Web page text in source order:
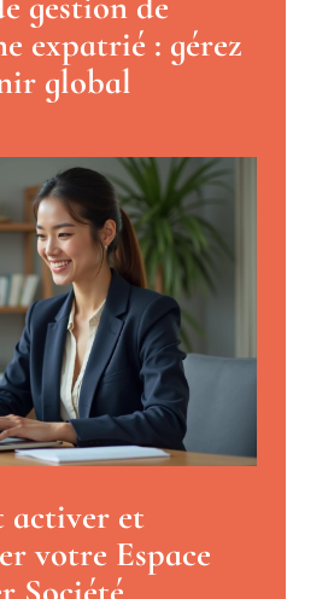
expatrié : gérez
global
activer et
votre Espace